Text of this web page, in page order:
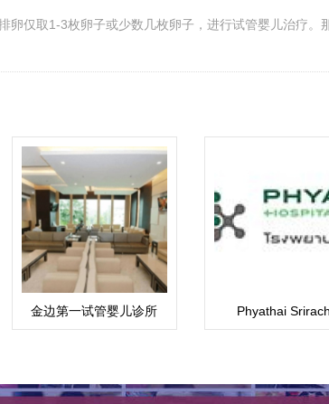
卵仅取1-3枚卵子或少数几枚卵子，进行试管婴儿治疗。
金边第一试管婴儿诊所
(FFC)
Phyathai
Hospital 医院